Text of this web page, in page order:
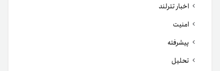
اخبار تترلند
امنیت
پیشرفته
تحلیل